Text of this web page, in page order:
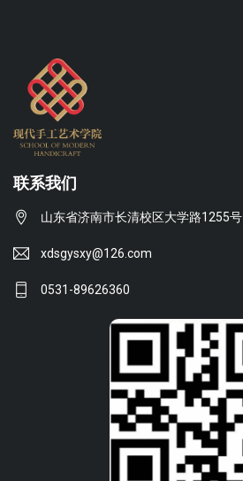
联系我们
山东省济南市长清校区大学路1255号
xdsgysxy@126.com
0531-89626360